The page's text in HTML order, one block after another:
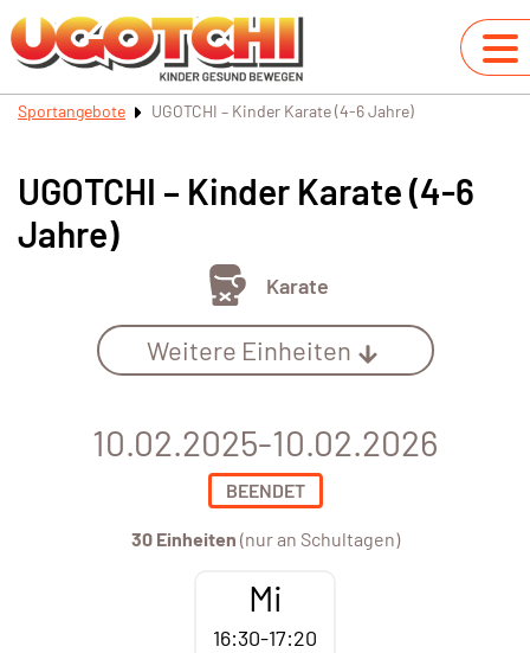
Sportangebote UGOTCHI – Kinder Karate (4-6 Jahre)
UGOTCHI – Kinder Karate (4-6
Jahre)
Karate
Weitere Einheiten
10.02.2025-10.02.2026
BEENDET
30 Einheiten (nur an Schultagen)
Mi
16:30-17:20